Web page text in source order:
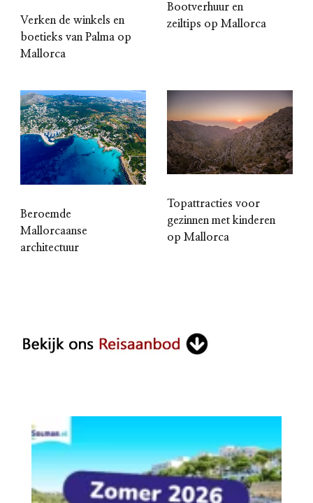
Verken de winkels en
boetieks van Palma op
Mallorca
Bootverhuur en
zeiltips op Mallorca
Beroemde
Mallorcaanse
architectuur
Topattracties voor
gezinnen met kinderen
op Mallorca